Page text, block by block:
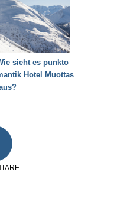
sieht es punkto
Hotel Muottas